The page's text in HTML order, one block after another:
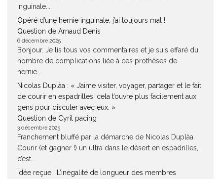
inguinale....
Opéré d’une hernie inguinale, j’ai toujours mal !
Question de Arnaud Denis
6 décembre 2025
Bonjour. Je lis tous vos commentaires et je suis effaré du
nombre de complications liée à ces prothèses de
hernie....
Nicolas Duplàa : « J’aime visiter, voyager, partager et le fait
de courir en espadrilles, cela t’ouvre plus facilement aux
gens pour discuter avec eux. »
Question de Cyril pacing
3 décembre 2025
Franchement bluffé par la démarche de Nicolas Duplàa.
Courir (et gagner !) un ultra dans le désert en espadrilles,
c’est...
Idée reçue : L’inégalité de longueur des membres